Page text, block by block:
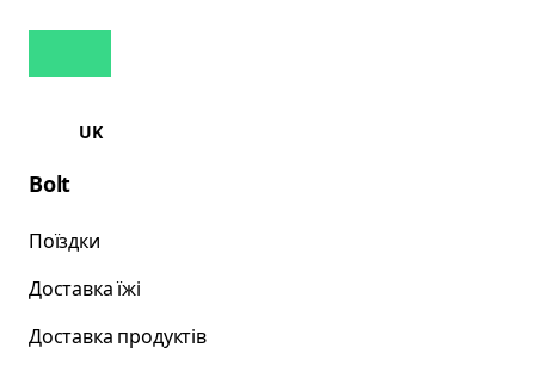
UK
Bolt
Поїздки
Доставка їжі
Доставка продуктів